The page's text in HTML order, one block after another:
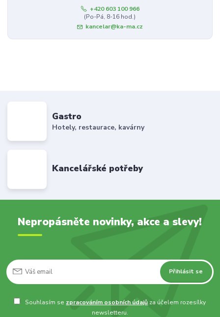
+420 603 100 966
(Po-Pá, 8-16 hod.)
kancelar@ka-ma.cz
Gastro
Hotely, restaurace, kavárny
Kancelářské potřeby
Nepropásněte novinky, akce a slevy!
Přihlásit se
Souhlasím se zpracováním osobních údajů za účelem rozesílky
newsletteru.